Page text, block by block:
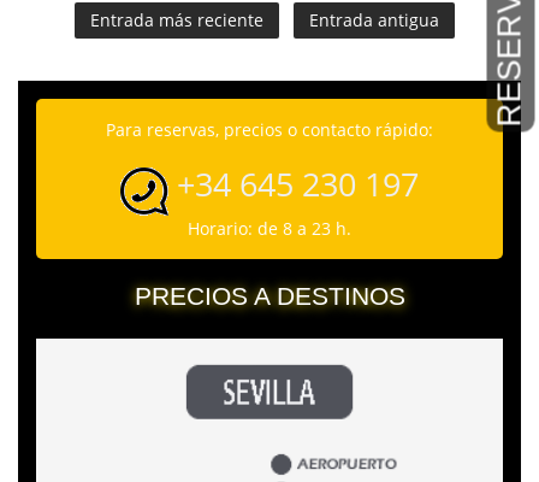
RESERVAS
Entrada más reciente Entrada antigua
Para reservas, precios o contacto rápido:
+34 645 230 197
Horario: de 8 a 23 h.
PRECIOS A DESTINOS